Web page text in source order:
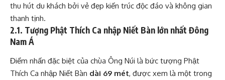
thu hút du khách bởi vẻ đẹp kiến trúc độc đáo và không gian
thanh tịnh.
2.1. Tượng Phật Thích Ca nhập Niết Bàn lớn nhất Đông
Nam Á
Điểm nhấn đặc biệt của chùa Ông Núi là bức tượng Phật
Thích Ca nhập Niết Bàn dài 69 mét, được xem là một trong